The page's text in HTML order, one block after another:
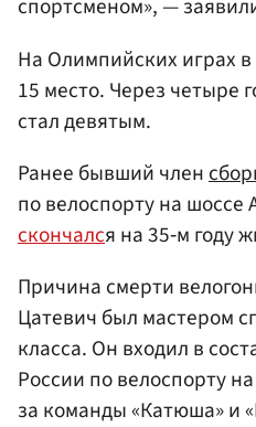
спортсменом», —
На Олимпийских играх
15 место. Через четыре
стал девятым.
Ранее бывший член
по велоспорту на шоссе
скончался на 35‑м году
Причина смерти
Цатевич был мастером
класса. Он входил в
России по велоспорту
за команды «Катюша» и